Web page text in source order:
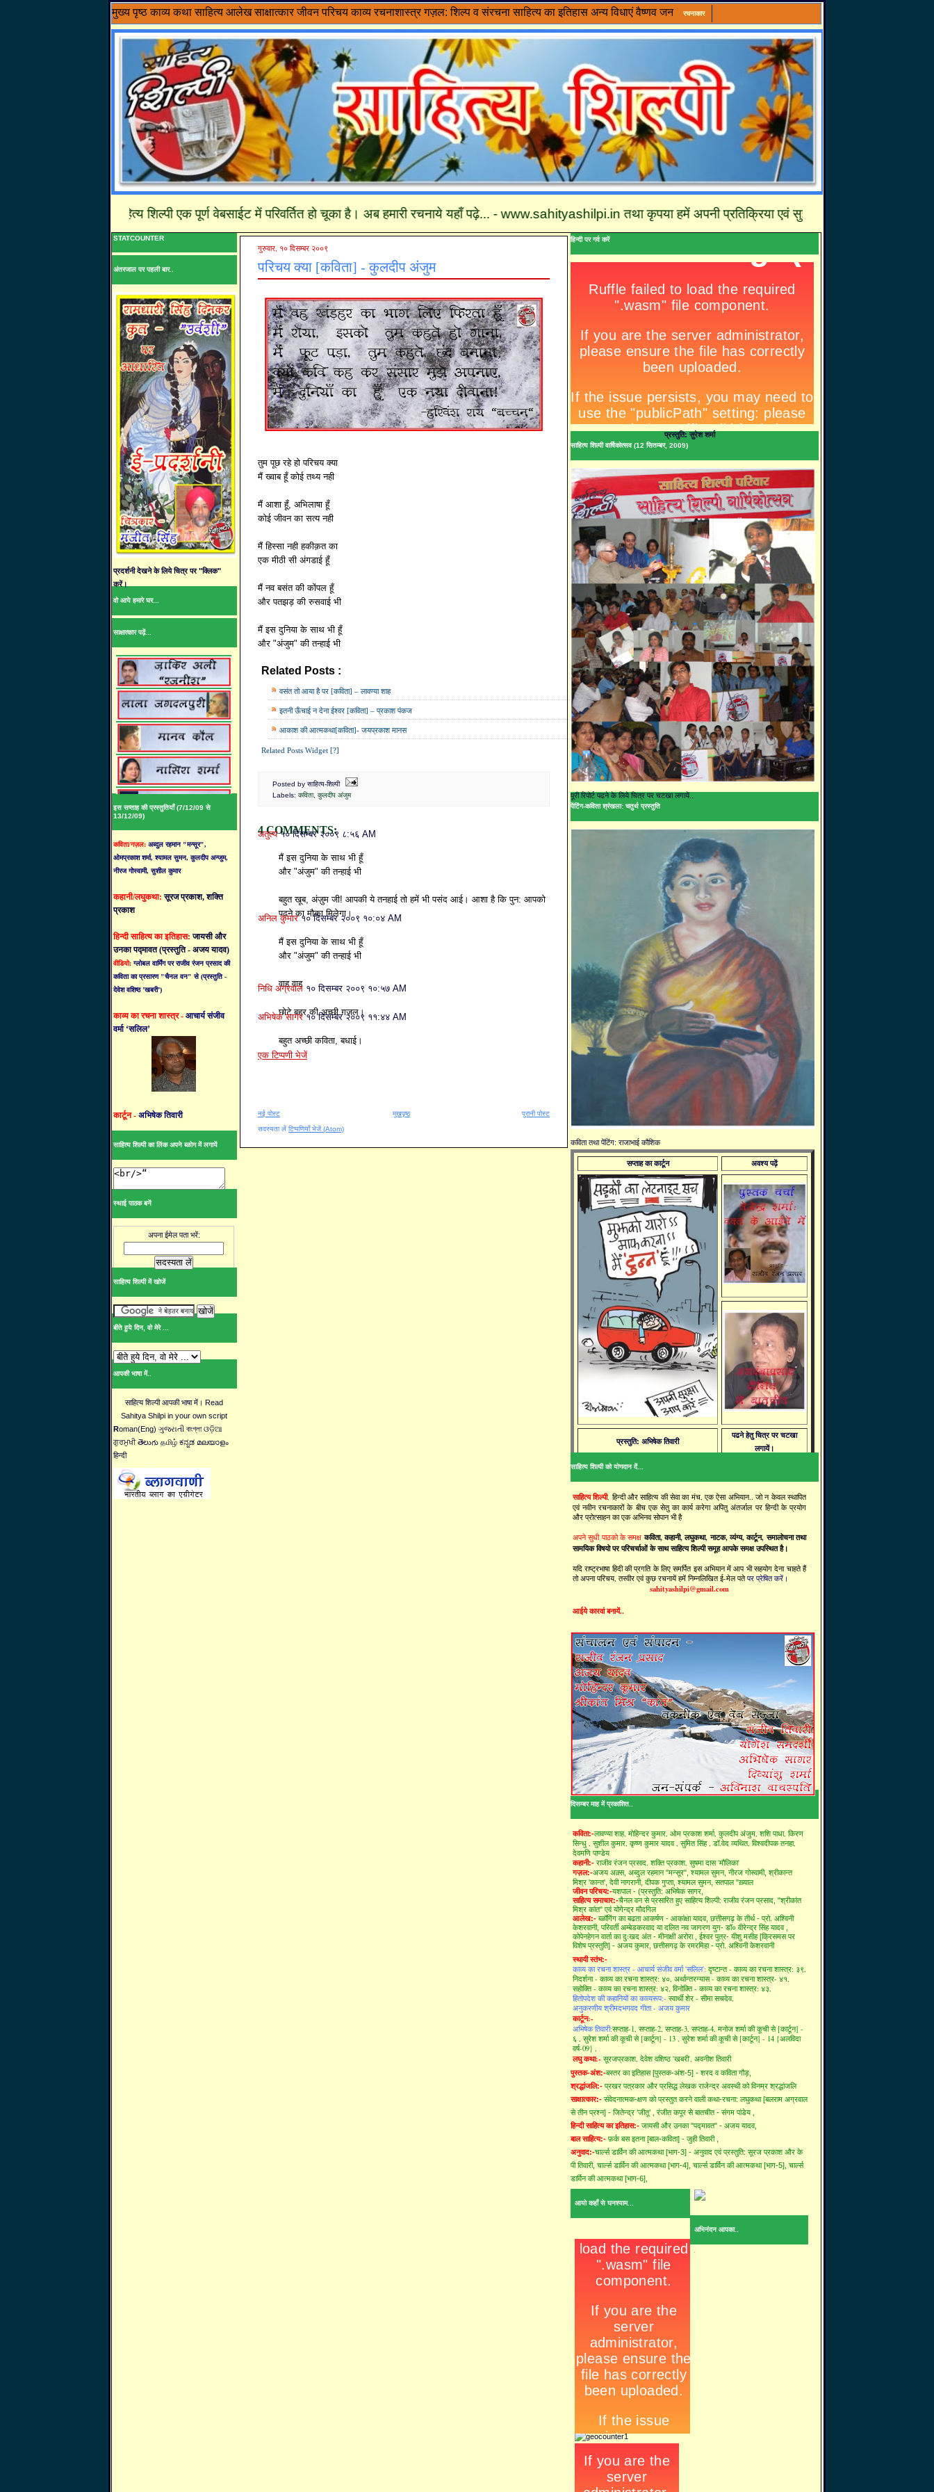
मुख्य पृष्ठ काव्य कथा साहित्य आलेख साक्षात्कार जीवन परिचय काव्य रचनाशास्त्र गज़ल: शिल्प व संरचना साहित्य का इतिहास अन्य विधाएं वैष्णव जन रचनाकार
........साहित्य शिल्पी एक पूर्ण वेबसाईट में परिवर्तित हो चूका है। अब हमारी रचनाये यहाँ पढ़े... - www.sahityashilpi.in तथा कृपया हमें अपनी प्रतिक्रिया एवं सुझावों से अवश्य अवगत करायें जिससे
STATCOUNTER
अंतरजाल पर पहली बार..
प्रदर्शनी देखने के लिये चित्र पर "क्लिक"
करें।
वो आये हमारे घर...
साक्षात्कार पढ़ें...
इस सप्ताह की प्रस्तुतियाँ (7/12/09 से
13/12/09)
कविता/गज़ल: अब्दुल रहमान "मन्सूर",
ओमप्रकाश शर्मा, श्यामल सुमन, कुलदीप अन्जुम,
नीरज गोस्वामी, सुशील कुमार
कहानी/लघुकथा:सूरज प्रकाश, शक्ति
प्रकाश
हिन्दी साहित्य का इतिहास:जायसी और
उनका पद्मावत (प्रस्तुति - अजय यादव)
वीडियो: ग्लोबल वार्मिंग पर राजीव रंजन प्रसाद की
कविता का प्रसारण "चैनल वन" से (प्रस्तुति -
देवेश वशिष्ठ ’खबरी’)
काव्य का रचना शास्त्र - आचार्य संजीव
वर्मा ‘सलिल’
कार्टून - अभिषेक तिवारी
साहित्य शिल्पी का लिंक अपने ब्ळोग में लगायें
स्थाई पाठक बनें
अपना ईमेल पता भरें:
साहित्य शिल्पी में खोजें
बीते हुये दिन, वो मेरे ...
आपकी भाषा में..
साहित्य शिल्पी आपकी भाषा में। Read
Sahitya Shilpi in your own script
Roman(Eng) ગુજરાતી বাংগ্লা ଓଡ଼ିଆ
ਗੁਰਮੁਖੀ తెలుగు தமிழ் ಕನ್ನಡ മലയാളം
हिन्दी
गुरुवार, १० दिसम्बर २००९
परिचय क्या [कविता] - कुलदीप अंजुम
तुम पूछ रहे हो परिचय क्या
मैं ख्वाब हूँ कोई तथ्य नही
मैं आशा हूँ, अभिलाषा हूँ
कोई जीवन का सत्य नही
मैं हिस्सा नही हकीक़त का
एक मीठी सी अंगडाई हूँ
मैं नव बसंत की कोंपल हूँ
और पतझड़ की रुसवाई भी
मैं इस दुनिया के साथ भी हूँ
और "अंजुम" की तन्हाई भी
Related Posts :
वसंत तो आया है पर [कविता] – लावण्या शाह
इतनी ऊँचाई न देना ईश्वर [कविता] – प्रकाश पंकज
आकाश की आत्मकथा[कविता]- जयप्रकाश मानस
Related Posts Widget [?]
Posted by साहित्य-शिल्पी
Labels: कविता, कुलदीप अंजुम
4 COMMENTS:
अतुल्य १० दिसम्बर २००९ ८:५६ AM
मैं इस दुनिया के साथ भी हूँ
और "अंजुम" की तन्हाई भी
बहुत खूब, अंज़ुम जी! आपकी ये तनहाई तो हमें भी पसंद आई। आशा है कि पुन: आपको
पढ़ने का मौका मिलेगा।
अनिल कुमार १० दिसम्बर २००९ १०:०४ AM
मैं इस दुनिया के साथ भी हूँ
और "अंजुम" की तन्हाई भी
वाह वाह
निधि अग्रवाल १० दिसम्बर २००९ १०:५७ AM
छोटे बहर की अच्छी ग़ज़ल।
अभिषेक सागर १० दिसम्बर २००९ ११:४४ AM
बहुत अच्छी कविता, बधाई।
एक टिप्पणी भेजें
नई पोस्ट पुरानी पोस्ट
मुखपृष्ठ
सदस्यता लें टिप्पणियाँ भेजें (Atom)
हिन्दी पर गर्व करें
प्रस्तुति: सुरेश शर्मा
साहित्य शिल्पी वार्षिकोत्सव (12 सितम्बर, 2009)
पूरी रिपोर्ट पढने के लिये चित्र पर चटखा लगायें..
पेंटिंग-कविता श्रंखला: चतुर्थ प्रस्तुति
कविता तथा पेंटिंग: राजाभाई कौशिक
सप्ताह का कार्टून अवश्य पढ़ें
प्रस्तुति: अभिषेक तिवारी
पढने हेतु चित्र पर चटखा
लगायें।
साहित्य शिल्पी को योगदान दें...
साहित्य शिल्पी, हिन्दी और साहित्य की सेवा का मंच, एक ऐसा अभियान.. जो न केवल स्थापित
एवं नवीन रचनाकारों के बीच एक सेतु का कार्य करेगा अपितु अंतर्जाल पर हिन्दी के प्रयोग
और प्रोत्साहन का एक अभिनव सोपान भी है
अपने सुधी पाठको के समक्षकविता, कहानी, लघुकथा, नाटक, व्यंग्य, कार्टून, समालोचना तथा
सामयिक विषयो पर परिचर्चाओं के साथ साहित्य शिल्पी समूह आपके समक्ष उपस्थित है।
यदि राष्ट्रभाषा हिदी की प्रगति के लिए समर्पित इस अभियान में आप भी सहयोग देना चाहते हैं
तो अपना परिचय, तस्वीर एवं कुछ रचनायें हमें निम्नलिखित ई-मेल पते पर प्रेषित करें।
sahityashilpi@gmail.com
आईये कारवां बनायें..
दिसम्बर माह में प्रकाशित..
कविता:-लावण्या शाह, मोहिन्दर कुमार, ओम प्रकाश शर्मा, कुलदीप अंजुम, शशि पाधा, किरण
सिन्धु , सुशील कुमार, कृष्ण कुमार यादव , सुमित सिंह , डॉ.वेद व्यथित, विश्वदीपक तनहा,
देवमणि पाण्डेय
कहानी:- राजीव रंजन प्रसाद, शक्ति प्रकाश, सुषमा दास 'मौलिका'
गज़ल:-अजय अक़्स, अब्दुल रहमान "मन्सूर", श्यामल सुमन, नीरज गोस्वामी, श्रीकान्त
मिश्र 'कान्त', देवी नागरानी, दीपक गुप्ता, श्यामल सुमन, सतपाल "ख़्याल
जीवन परिचय:-यशपाल - (प्रस्तुति: अभिषेक सागर,
साहित्य समाचार:-चैनल वन से प्रसारित हुए साहित्य शिल्पी: राजीव रंजन प्रसाद, "श्रीकांत
मिश्र कांत" एवं योगेन्द्र मौदगिल
आलेख:- ब्ळॉगिंग का बढता आकर्षण - आकांक्षा यादव, छत्तीसगढ़ के तीर्थ - प्रो. अश्विनी
केशरवानी, परिवर्ती अम्बेडकरवाद या दलित नव जागरण युग- डॉ० वीरेन्द्र सिंह यादव ,
कोपेनहेगन वार्ता का दुःखद अंत - मीनाक्षी अरोरा , ईश्वर पुत्र- यीशु मसीह [क्रिसमस पर
विशेष प्रस्तुति] - अजय कुमार, छत्तीसगढ़ के रमरमिहा - प्रो. अश्विनी केशरवानी
स्थायी स्तंभ:-
काव्य का रचना शास्त्र - आचार्य संजीव वर्मा 'सलिल': दृष्टान्त - काव्य का रचना शास्त्र: ३९,
निदर्शना - काव्य का रचना शास्त्र: ४०, अर्थान्तरन्यास - काव्य का रचना शास्त्र- ४१,
सहोक्ति - काव्य का रचना शास्त्र: ४२, विनोक्ति - काव्य का रचना शास्त्र: ४३,
हितोपदेश की कहानियों का काव्यरूप:- स्वार्थी शेर - सीमा सचदेव,
अनुकरणीय श्रीमदभगवद गीता - अजय कुमार
कार्टून:-
अभिषेक तिवारी:सप्ताह-1, सप्ताह-2, सप्ताह-3, सप्ताह-4, मनोज शर्मा की कूची से [कार्टून] -
६ , सुरेश शर्मा की कूची से [कार्टून] - 13 , सुरेश शर्मा की कूची से [कार्टून] - 14 {अलविदा
वर्ष-09} ,
लघु कथा:- सूरजप्रकाश, देवेश वशिष्ठ 'खबरी', अवनीश तिवारी
पुस्तक-अंश:-बस्तर का इतिहास [पुस्तक-अंश-5] - शरद व कविता गौड़,
श्रद्धांजलि:- प्रखर पत्रकार और प्रसिद्ध लेखक राजेन्द्र अवस्थी को विनम्र श्रद्धांजलि
साक्षात्कार:- संवेदनात्मक-क्षण को प्रस्तुत करने वाली कथा-रचना: लघुकथा [बलराम अग्रवाल
से तीन प्रश्न] - जितेन्द्र ’जीतू’ , रंजीत कपूर से बातचीत - संगम पांडेय ,
हिन्दी साहित्य का इतिहास:- जायसी और उनका "पद्मावत" - अजय यादव,
बाल साहित्य:- फ़र्क बस इतना [बाल-कविता] - जुही तिवारी ,
अनुवाद:-चार्ल्स डार्विन की आत्मकथा [भाग-3] - अनुवाद एवं प्रस्तुति: सूरज प्रकाश और के
पी तिवारी, चार्ल्स डार्विन की आत्मकथा [भाग-4], चार्ल्स डार्विन की आत्मकथा [भाग-5], चार्ल्स
डार्विन की आत्मकथा [भाग-6],
आयो कहाँ से घनश्याम...
अभिनंदन आपका..